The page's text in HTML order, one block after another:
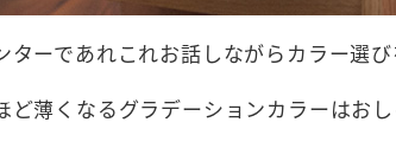
ーであれこれお話しながらカラー選び
ど薄くなるグラデーションカラーはお